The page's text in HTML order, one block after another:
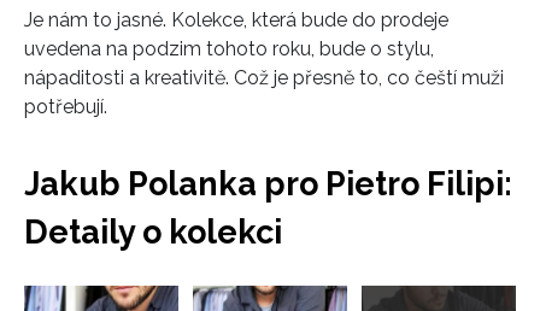
Je nám to jasné. Kolekce, která bude do prodeje
uvedena na podzim tohoto roku, bude o stylu,
nápaditosti a kreativitě. Což je přesně to, co čeští muži
potřebují.
Jakub Polanka pro Pietro Filipi:
Detaily o kolekci
Přejít